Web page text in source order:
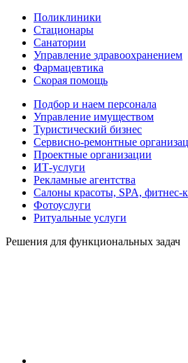
Поликлиники
Стационары
Санатории
Управление здравоохранением
Фармацевтика
Скорая помощь
Подбор и наем персонала
Управление имуществом
Туристический бизнес
Сервисно-ремонтные
Проектные организации
ИТ-услуги
Рекламные агентства
Салоны красоты, SPA, фитнес-
Фотоуслуги
Ритуальные услуги
Решения для функциональных задач